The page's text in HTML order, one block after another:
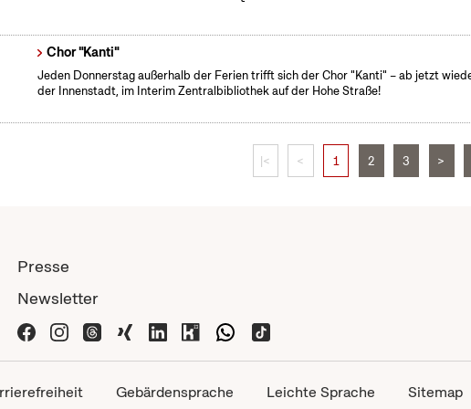
Chor "Kanti"
Jeden Donnerstag außerhalb der Ferien trifft sich der Chor "Kanti" – ab jetzt
der Innenstadt, im Interim Zentralbibliothek auf der Hohe Straße!
|< < 1 2 3 >
Presse
Newsletter
Gebärdensprache Leichte Sprache Sitemap